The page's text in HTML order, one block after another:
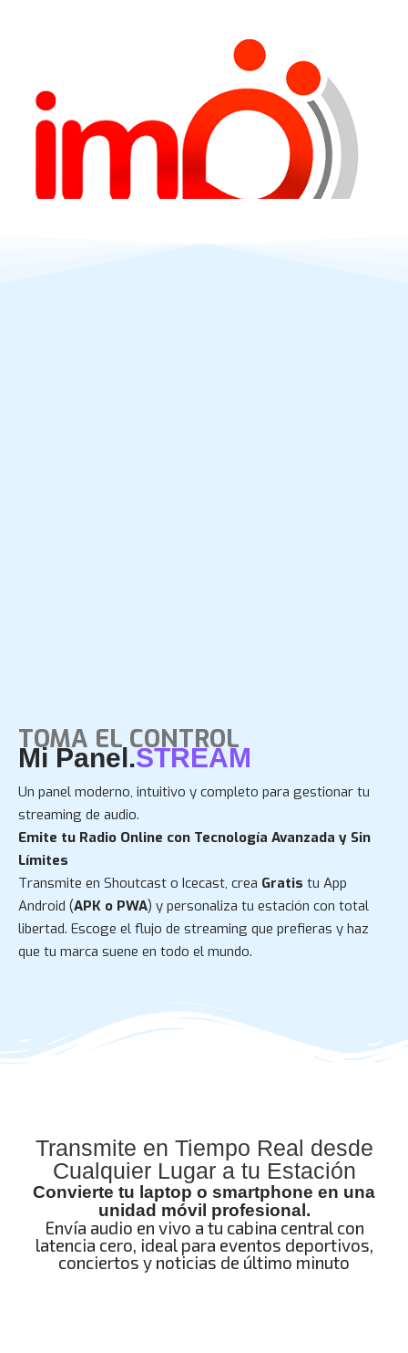
TOMA EL CONTROL
Mi Panel.STREAM
Un panel moderno, intuitivo y completo para gestionar tu
streaming de audio.
Emite tu Radio Online con Tecnología Avanzada y Sin
Límites
Transmite en Shoutcast o Icecast, crea Gratis tu App
Android (APK o PWA) y personaliza tu estación con total
libertad. Escoge el flujo de streaming que prefieras y haz
que tu marca suene en todo el mundo.
Transmite en Tiempo Real desde
Cualquier Lugar a tu Estación
Convierte tu laptop o smartphone en una
unidad móvil profesional.
Envía audio en vivo a tu cabina central con
latencia cero, ideal para eventos deportivos,
conciertos y noticias de último minuto